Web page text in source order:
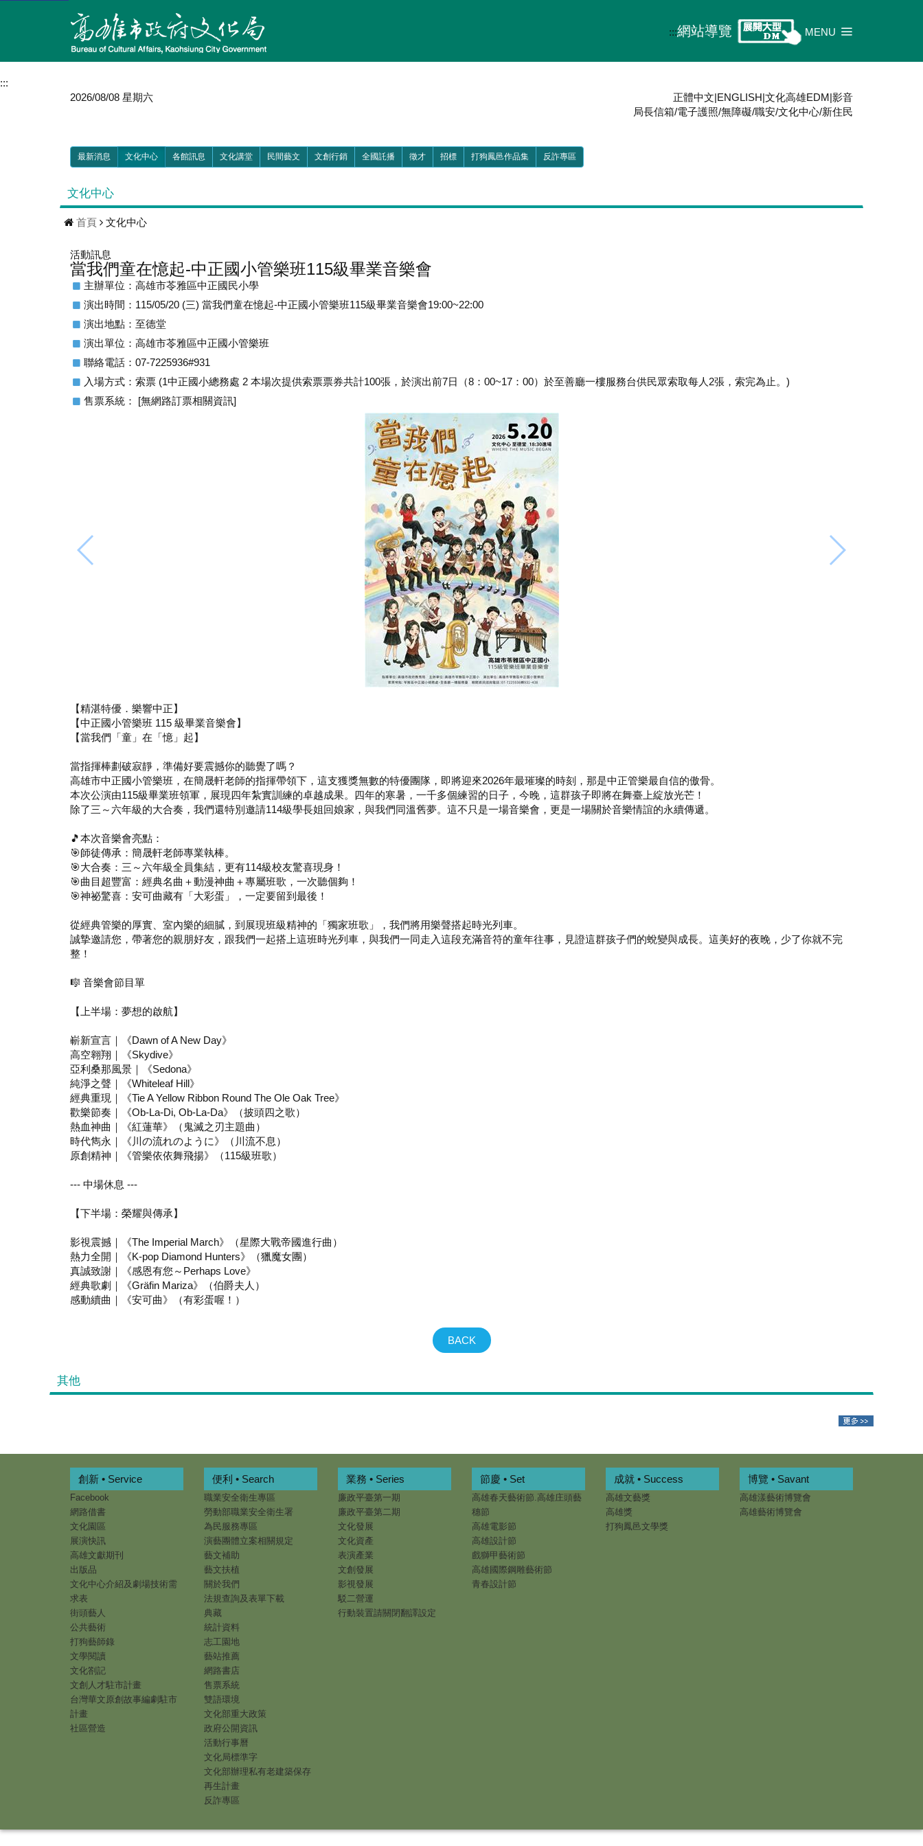
:::網站導覽 MENU
:::
2026/08/08 星期六
正體中文|ENGLISH|文化高雄EDM|影音
局長信箱/電子護照/無障礙/職安/文化中心/新住民
最新消息 文化中心 各館訊息 文化講堂 民間藝文 文創行銷 全國託播 徵才 招標 打狗鳳邑作品集 反詐專區
文化中心
首頁 文化中心
活動訊息
當我們童在憶起-中正國小管樂班115級畢業音樂會
主辦單位：高雄市苓雅區中正國民小學
演出時間：115/05/20 (三) 當我們童在憶起-中正國小管樂班115級畢業音樂會19:00~22:00
演出地點：至德堂
演出單位：高雄市苓雅區中正國小管樂班
聯絡電話：07-7225936#931
入場方式：索票 (1中正國小總務處 2 本場次提供索票票券共計100張，於演出前7日（8：00~17：00）於至善廳一樓服務台供民眾索取每人2張，索完為止。)
售票系統： [無網路訂票相關資訊]
【精湛特優．樂響中正】
【中正國小管樂班 115 級畢業音樂會】
【當我們「童」在「憶」起】
當指揮棒劃破寂靜，準備好要震撼你的聽覺了嗎？
高雄市中正國小管樂班，在簡晟軒老師的指揮帶領下，這支獲獎無數的特優團隊，即將迎來2026年最璀璨的時刻，那是中正管樂最自信的傲骨。
本次公演由115級畢業班領軍，展現四年紮實訓練的卓越成果。四年的寒暑，一千多個練習的日子，今晚，這群孩子即將在舞臺上綻放光芒！
除了三～六年級的大合奏，我們還特別邀請114級學長姐回娘家，與我們同溫舊夢。這不只是一場音樂會，更是一場關於音樂情誼的永續傳遞。
🎵本次音樂會亮點：
🎯師徒傳承：簡晟軒老師專業執棒。
🎯大合奏：三～六年級全員集結，更有114級校友驚喜現身！
🎯曲目超豐富：經典名曲＋動漫神曲＋專屬班歌，一次聽個夠！
🎯神祕驚喜：安可曲藏有「大彩蛋」，一定要留到最後！
從經典管樂的厚實、室內樂的細膩，到展現班級精神的「獨家班歌」，我們將用樂聲搭起時光列車。
誠摯邀請您，帶著您的親朋好友，跟我們一起搭上這班時光列車，與我們一同走入這段充滿音符的童年往事，見證這群孩子們的蛻變與成長。這美好的夜晚，少了你就不完
整！
🎼 音樂會節目單
【上半場：夢想的啟航】
嶄新宣言｜《Dawn of A New Day》
高空翱翔｜《Skydive》
亞利桑那風景｜《Sedona》
純淨之聲｜《Whiteleaf Hill》
經典重現｜《Tie A Yellow Ribbon Round The Ole Oak Tree》
歡樂節奏｜《Ob-La-Di, Ob-La-Da》（披頭四之歌）
熱血神曲｜《紅蓮華》（鬼滅之刃主題曲）
時代雋永｜《川の流れのように》（川流不息）
原創精神｜《管樂依依舞飛揚》（115級班歌）
--- 中場休息 ---
【下半場：榮耀與傳承】
影視震撼｜《The Imperial March》（星際大戰帝國進行曲）
熱力全開｜《K-pop Diamond Hunters》（獵魔女團）
真誠致謝｜《感恩有您～Perhaps Love》
經典歌劇｜《Gräfin Mariza》（伯爵夫人）
感動續曲｜《安可曲》（有彩蛋喔！）
BACK
其他
創新 • Service
Facebook
網路借書
文化園區
展演快訊
高雄文獻期刊
出版品
文化中心介紹及劇場技術需
求表
街頭藝人
公共藝術
打狗藝師錄
文學閱讀
文化劄記
文創人才駐市計畫
台灣華文原創故事編劇駐市
計畫
社區營造
便利 • Search
職業安全衛生專區
勞動部職業安全衛生署
為民服務專區
演藝團體立案相關規定
藝文補助
藝文扶植
關於我們
法規查詢及表單下載
典藏
統計資料
志工園地
藝站推薦
網路書店
售票系統
雙語環境
文化部重大政策
政府公開資訊
活動行事曆
文化局標準字
文化部辦理私有老建築保存
再生計畫
反詐專區
業務 • Series
廉政平臺第一期
廉政平臺第二期
文化發展
文化資產
表演產業
文創發展
影視發展
駁二營運
行動裝置請關閉翻譯設定
節慶 • Set
高雄春天藝術節.高雄庄頭藝
穗節
高雄電影節
高雄設計節
戲獅甲藝術節
高雄國際鋼雕藝術節
青春設計節
成就 • Success
高雄文藝獎
高雄獎
打狗鳳邑文學獎
博覽 • Savant
高雄漾藝術博覽會
高雄藝術博覽會